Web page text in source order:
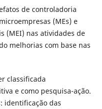
de controladoria
(MEs) e
(MEI) nas atividades de
melhorias com base nas
classificada
e como pesquisa-ação.
identificação das